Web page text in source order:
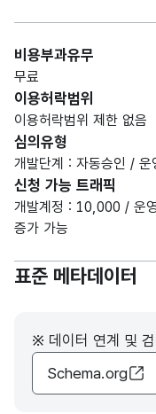
비용부과유무
무료
이용허락범위
이용허락범위 제한 없음
심의유형
개발단계 : 자동승인 / 운
신청 가능 트래픽
개발계정 : 10,000 / 운
증가 가능
표준 메타데이터
※ 데이터 연계 및
Schema.org